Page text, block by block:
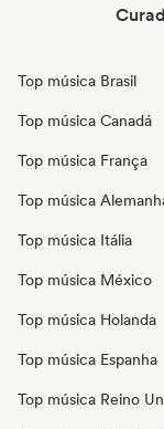
Top música Brasil
Top música Canadá
Top música França
Top música
Top música Itália
Top música México
Top música Holanda
Top música Espanha
Top música Reino